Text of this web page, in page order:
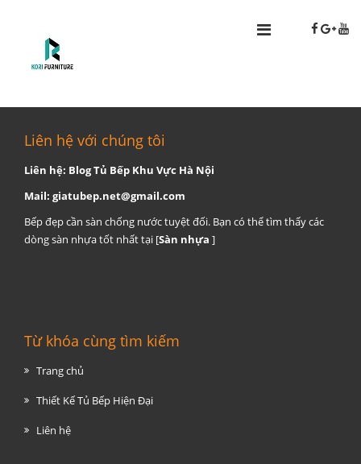
Liên hệ với chúng tôi
Liên hệ: Blog Tủ Bếp Khu Vực Hà Nội
Mail: giatubep.net@gmail.com
Bếp đẹp cần sàn chống nước tuyệt đối. Bạn có thể tìm thấy các
dòng sàn nhựa tốt nhất tại [Sàn nhựa ]
Từ khóa cùng tìm kiếm
Trang chủ
Thiết Kế Tủ Bếp Hiện Đại
Liên hệ